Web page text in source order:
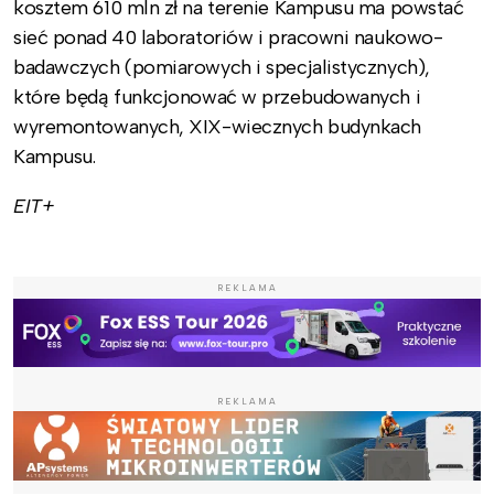
kosztem 610 mln zł na terenie Kampusu ma powstać
sieć ponad 40 laboratoriów i pracowni naukowo-
badawczych (pomiarowych i specjalistycznych),
które będą funkcjonować w przebudowanych i
wyremontowanych, XIX-wiecznych budynkach
Kampusu.
EIT+
REKLAMA
REKLAMA